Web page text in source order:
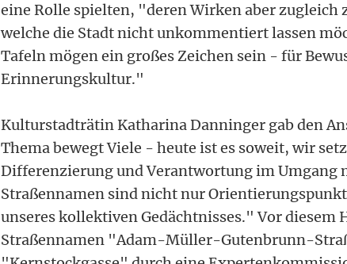
eine Rolle spielten, "deren Wirken aber
welche die Stadt nicht unkommentiert lassen
Tafeln mögen ein großes Zeichen sein - für
Erinnerungskultur."
Kulturstadträtin Katharina Danninger gab den
Thema bewegt Viele - heute ist es soweit, wir
Differenzierung und Verantwortung im Umgang
Straßennamen sind nicht nur
unseres kollektiven Gedächtnisses." Vor diesem
Straßennamen "Adam-Müller-Gutenbrunn-